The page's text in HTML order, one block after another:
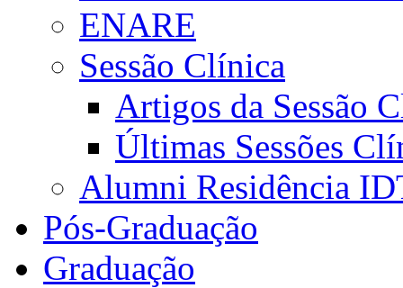
ENARE
Sessão Clínica
Artigos da Sessão
Últimas Sessões
Alumni Residência
Pós-Graduação
Graduação